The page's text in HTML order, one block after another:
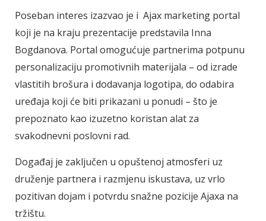
Poseban interes izazvao je i Ajax marketing portal
koji je na kraju prezentacije predstavila Inna
Bogdanova. Portal omogućuje partnerima potpunu
personalizaciju promotivnih materijala – od izrade
vlastitih brošura i dodavanja logotipa, do odabira
uređaja koji će biti prikazani u ponudi – što je
prepoznato kao izuzetno koristan alat za
svakodnevni poslovni rad.
Događaj je zaključen u opuštenoj atmosferi uz
druženje partnera i razmjenu iskustava, uz vrlo
pozitivan dojam i potvrdu snažne pozicije Ajaxa na
tržištu.